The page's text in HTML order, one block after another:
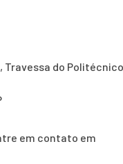
Travessa do
em contato em